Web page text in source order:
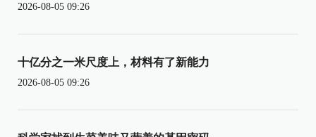
2026-08-05 09:26
十亿分之一米尺度上，材料有了新能力
2026-08-05 09:26